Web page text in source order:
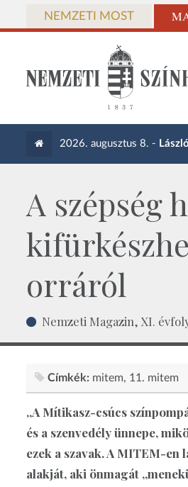
NEMZETI MOST
2026. augusztus 8. - László
A szépség
orráról
Nemzeti Magazin, XI.
Címkék: mitem 11. mitem
„A Mítikasz-csúcs
és a szenvedély ünnepe,
ezek a szavak. A MITEM-
alakját, aki önmagát